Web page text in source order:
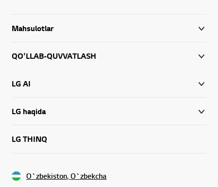
Mahsulotlar
QO'LLAB-QUVVATLASH
LG AI
LG haqida
LG THINQ
O`zbekiston, O`zbekcha